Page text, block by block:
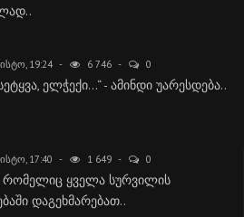
19:24 6 746 0
ელჭექი…“ - ამინდი უარესდება..
17:40 1 649 0
ყველა სურვილის
დაგეხმარებათ..